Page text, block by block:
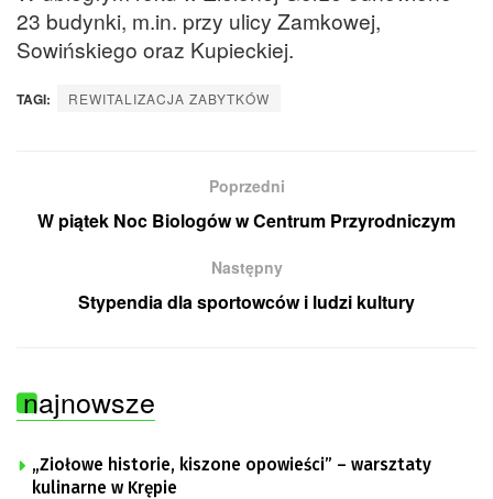
23 budynki, m.in. przy ulicy Zamkowej,
Sowińskiego oraz Kupieckiej.
TAGI: REWITALIZACJA ZABYTKÓW
Poprzedni
W piątek Noc Biologów w Centrum Przyrodniczym
Następny
Stypendia dla sportowców i ludzi kultury
najnowsze
„Ziołowe historie, kiszone opowieści” – warsztaty
kulinarne w Krępie